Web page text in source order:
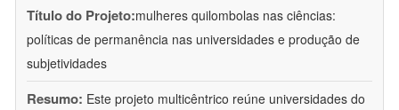
Título do Projeto:mulheres quilombolas nas ciências:
políticas de permanência nas universidades e produção de
subjetividades
Resumo: Este projeto multicêntrico reúne universidades do